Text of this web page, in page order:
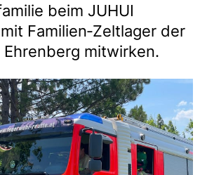
beim JUHUI
Familien‑Zeltlager der
mitwirken.